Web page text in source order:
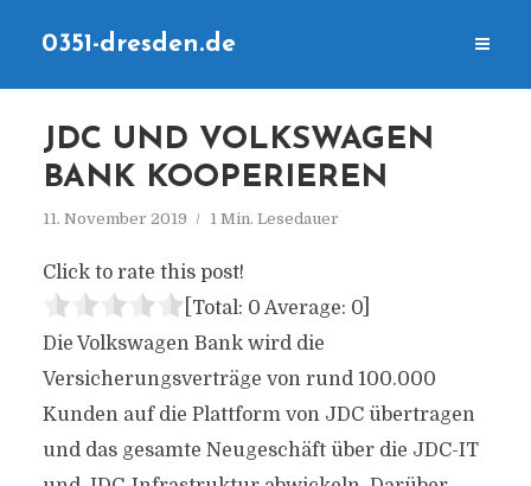
0351-dresden.de
JDC UND VOLKSWAGEN
BANK KOOPERIEREN
11. November 2019 1 Min. Lesedauer
Click to rate this post!
[Total: 0 Average: 0]
Die Volkswagen Bank wird die
Versicherungsverträge von rund 100.000
Kunden auf die Plattform von JDC übertragen
und das gesamte Neugeschäft über die JDC-IT